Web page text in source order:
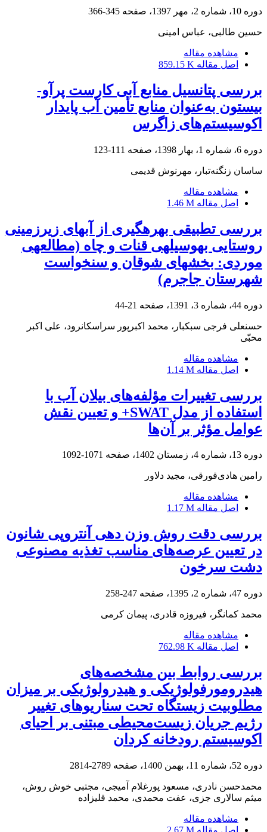
دوره 10، شماره 2، مهر 1397، صفحه 345-366
حسین طالبی، عباس امینی
مشاهده مقاله
اصل مقاله 859.15 K
بررسی پتانسیل منابع آبی کارست پرآو-
بیستون به‌عنوان منابع تأمین آب پایدار
اکوسیستم‌های زاگرس
دوره 6، شماره 1، بهار 1398، صفحه 111-123
ساسان زنگنه‌تبار، مهرنوش قدیمی
مشاهده مقاله
اصل مقاله 1.46 M
بررسی تطبیقی بهره‎گیری از آبهای زیرزمینی
روستایی به‎وسیله‎ی قنات و چاه (مطالعه‎ی
موردی: بخش‎های شوقان و سنخواست
شهرستان جاجرم)
دوره 44، شماره 3، 1391، صفحه 21-44
حسنعلی فرجی سبکبار، محمد اکبرپور سراسکانرود، علی اکبر
محبّی
مشاهده مقاله
اصل مقاله 1.14 M
بررسی تغییرات مؤلفه‌های بیلان آب با
استفاده از مدل SWAT+ و تعیین نقش
عوامل مؤثر بر آن‌ها
دوره 13، شماره 4، زمستان 1402، صفحه 1071-1092
رامین هادی‌قورقی، مجید دلاور
مشاهده مقاله
اصل مقاله 1.17 M
بررسی دقت روش وزن دهی آنتروپی شانون
در تعیین عرصه‌های مناسب تغذیه مصنوعی
دشت سرخون
دوره 47، شماره 2، 1395، صفحه 247-258
محمد کمانگر، فیروزه قادری، پیمان کرمی
مشاهده مقاله
اصل مقاله 762.98 K
بررسی روابط بین مشخصه‌های
هیدرومورفولوژیکی و هیدرولوژیکی بر میزان
مطلوبیت زیستگاه تحت سناریوهای تغییر
رژیم جریان زیست‌محیطی مبتنی بر احیای
اکوسیستم رودخانه کردان
دوره 52، شماره 11، بهمن 1400، صفحه 2789-2814
محمدحسن نادری، مسعود پورغلام آمیجی، مجتبی خوش روش،
میثم سالاری جزی، عفت محمدی، محمد قلیزاده
مشاهده مقاله
اصل مقاله 2.67 M